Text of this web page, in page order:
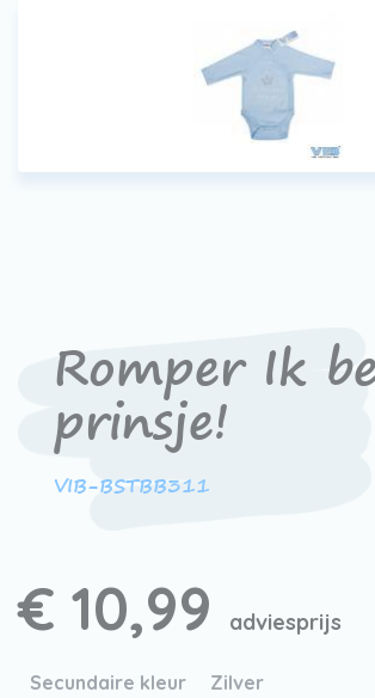
Romper Ik
prinsje!
VIB-BSTBB311
€ 10,99 adviesprijs
Secundaire kleur
Zilver